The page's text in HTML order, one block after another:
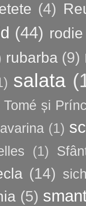
(4)
(44) rodie
rubarba (9)
salata
Tomé și
(1)
(1)
(14)
(5)